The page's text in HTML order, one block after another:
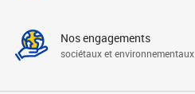
Nos engagements
sociétaux et environnementaux